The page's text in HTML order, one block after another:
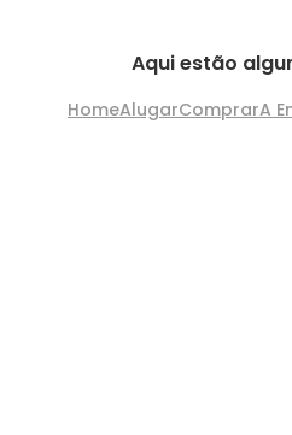
Aqui estão
HomeAlugarComprarA